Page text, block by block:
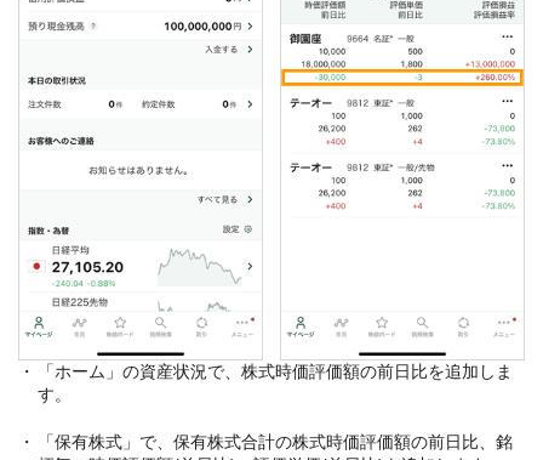
「ホーム」の資産状況で、株式時価評価額の前日比を追加しま
す。
「保有株式」で、保有株式合計の株式時価評価額の前日比、銘